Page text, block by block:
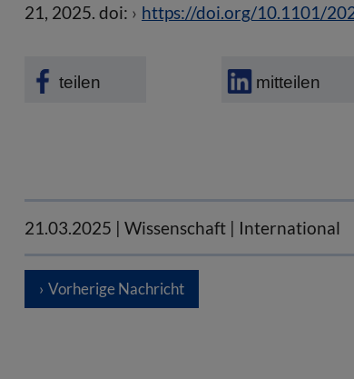
21, 2025. doi:
https://doi.org/10.1101/
teilen mitteilen
21.03.2025 | Wissenschaft | International
Vorherige Nachricht